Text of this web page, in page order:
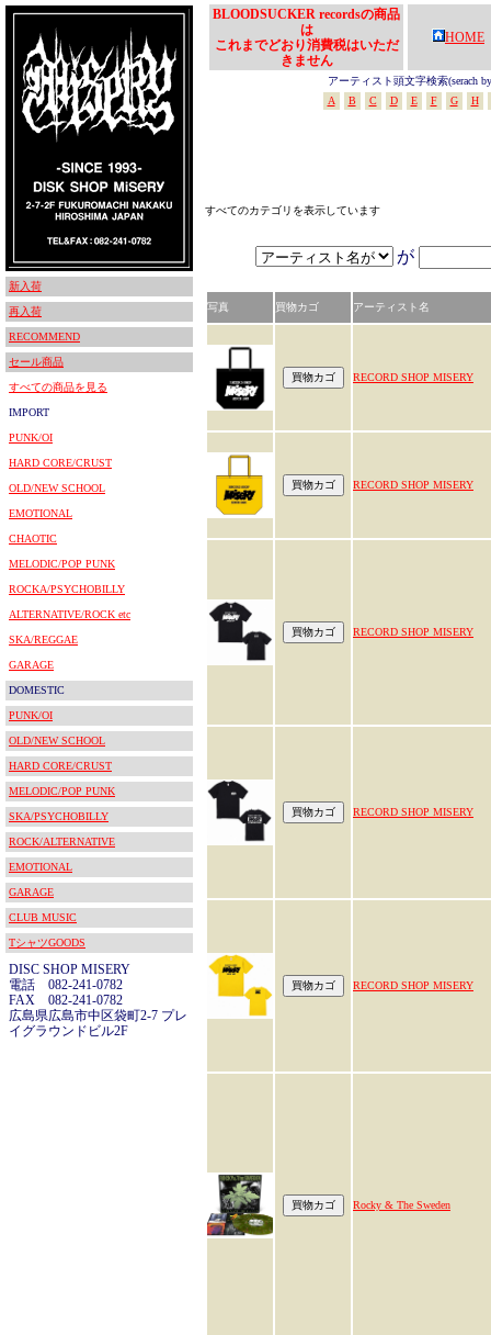
新入荷
再入荷
RECOMMEND
セール商品
すべての商品を見る
IMPORT
PUNK/OI
HARD CORE/CRUST
OLD/NEW SCHOOL
EMOTIONAL
CHAOTIC
MELODIC/POP PUNK
ROCKA/PSYCHOBILLY
ALTERNATIVE/ROCK etc
SKA/REGGAE
GARAGE
DOMESTIC
PUNK/OI
OLD/NEW SCHOOL
HARD CORE/CRUST
MELODIC/POP PUNK
SKA/PSYCHOBILLY
ROCK/ALTERNATIVE
EMOTIONAL
GARAGE
CLUB MUSIC
TシャツGOODS
DISC SHOP MISERY
電話 082-241-0782
FAX 082-241-0782
広島県広島市中区袋町2-7 プレ
イグラウンドビル2F
BLOODSUCKER recordsの商品
は
これまでどおり消費税はいただ
きません
HOME
アーティスト頭文字検索(serach
A
B C D E F G H
すべてのカテゴリを表示しています
が
写真 買物カゴ アーティスト名
RECORD SHOP MISERY
RECORD SHOP MISERY
RECORD SHOP MISERY
RECORD SHOP MISERY
RECORD SHOP MISERY
Rocky & The Sweden